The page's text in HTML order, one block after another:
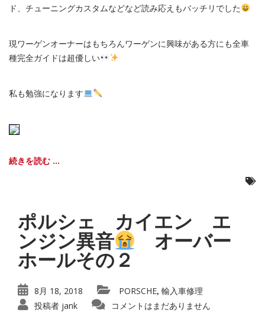
ド、チューニングカスタムなどなど読み応えもバッチリでした
現ワーゲンオーナーはもちろんワーゲンに興味がある方にも全車
種完全ガイドは超優しい
私も勉強になります
続きを読む ...
ポルシェ カイエン エ
ンジン異音 オーバー
ホールその２
8月 18, 2018 PORSCHE 輸入車修理
投稿者 jank コメントはまだありません